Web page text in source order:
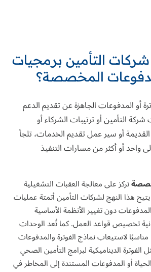
التأمين برمجيات
المخصصة؟
أو المدفوعات الجاهزة عن تقديم الدعم
التأمين أو ترتيبات الشركاء أو
أو سير عمل تقديم الخدمات، تلجأ
واحد أو أكثر من مسارات التنفيذ
تركز على معالجة العقبات التشغيلية
يتيح هذا النهج لشركات التأمين أتمتة عمليات
دون تغيير الأنظمة الأساسية
تخصيص قواعد العمل. كما تُعد الوحدات
لاستيعاب نماذج الفوترة والمدفوعات
الفوترة الديناميكية لبرامج التأمين الصحي
أو المدفوعات المستندة إلى المخاطر في